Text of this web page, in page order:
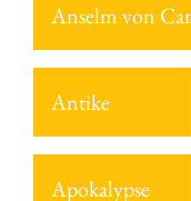
Anselm von
Antike
Apokalypse